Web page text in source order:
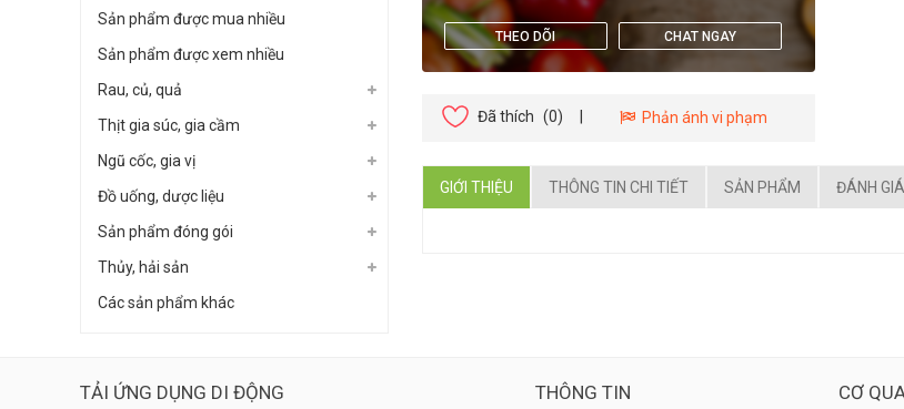
Sản phẩm được mua nhiều
Sản phẩm được xem nhiều
Rau, củ, quả
Thịt gia súc, gia cầm
Ngũ cốc, gia vị
Đồ uống, dược liệu
Sản phẩm đóng gói
Thủy, hải sản
Các sản phẩm khác
THEO DÕI CHAT NGAY
Đã thích (0) Phản ánh vi phạm
GIỚI THIỆU THÔNG TIN CHI TIẾT SẢN PHẨM ĐÁNH GIÁ
TẢI ỨNG DỤNG DI ĐỘNG THÔNG TIN CƠ